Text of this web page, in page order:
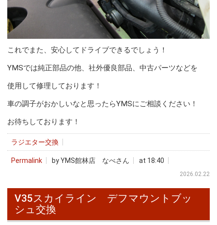
これでまた、安心してドライブできるでしょう！
YMSでは純正部品の他、社外優良部品、中古パーツなどを
使用して修理しております！
車の調子がおかしいなと思ったらYMSにご相談ください！
お待ちしております！
ラジエター交換
Permalink by YMS館林店 なべさん at 18:40
2026.02.22
V35スカイライン デフマウントブッ
シュ交換